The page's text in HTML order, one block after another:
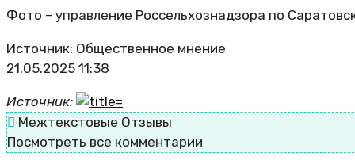
Фото – управление Россельхознадзора по
Источник: Общественное мнение
21.05.2025 11:38
Источник:
Межтекстовые Отзывы
Посмотреть все комментарии